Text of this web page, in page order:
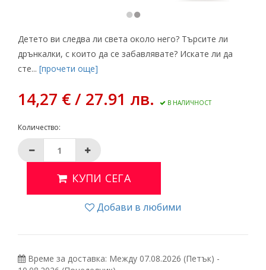
Детето ви следва ли света около него? Търсите ли
дрънкалки, с които да се забавлявате? Искате ли да
сте... [прочети още]
14,27 € / 27.91 лв. В НАЛИЧНОСТ
Количество:
КУПИ СЕГА
Добави в любими
Време за доставка: Между 07.08.2026 (Петък) -